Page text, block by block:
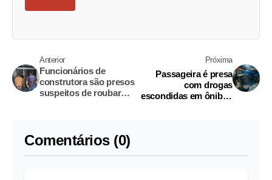
Anterior
Funcionários de
construtora são presos
suspeitos de roubar
Próxima
Passageira é presa
com drogas
escondidas em ônibus
Comentários (0)